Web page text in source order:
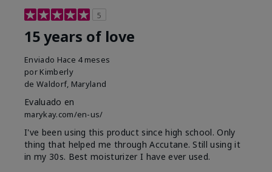
5
15 years of love
Enviado Hace 4 meses
por Kimberly
de Waldorf, Maryland
Evaluado en
marykay.com/en-us/
I've been using this product since high school. Only
thing that helped me through Accutane. Still using it
in my 30s. Best moisturizer I have ever used.